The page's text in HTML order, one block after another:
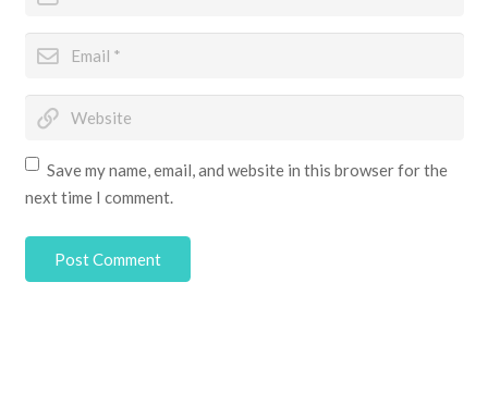
Save my name, email, and website in this browser for the
next time I comment.
Post Comment